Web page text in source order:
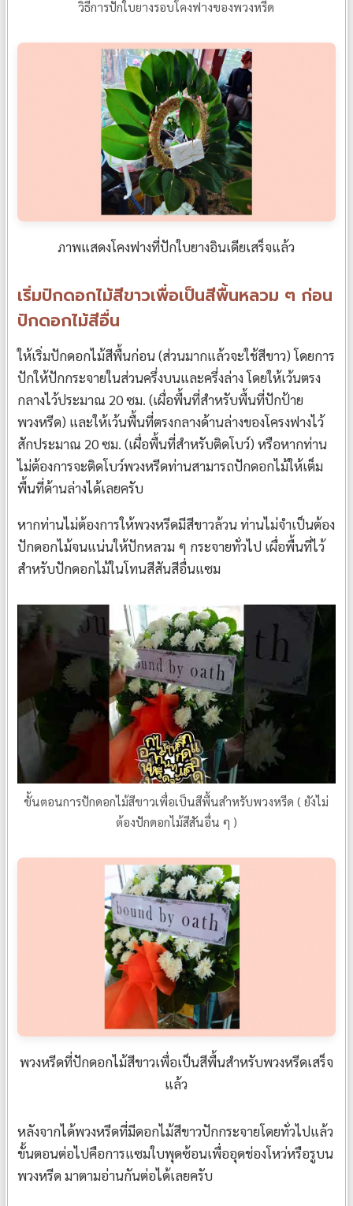
วิธีการปักใบยางรอบโคงฟางของพวงหรีด
ภาพแสดงโคงฟางที่ปักใบยางอินเดียเสร็จแล้ว
เริ่มปักดอกไม้สีขาวเพื่อเป็นสีพื้นหลวม ๆ ก่อน
ปักดอกไม้สีอื่น
ให้เริ่มปักดอกไม้สีพื้นก่อน (ส่วนมากแล้วจะใช้สีขาว) โดยการ
ปักให้ปักกระจายในส่วนครึ่งบนและครึ่งล่าง โดยให้เว้นตรง
กลางไว้ประมาณ 20 ซม. (เผื่อพื้นที่สำหรับพื้นที่ปักป้าย
พวงหรีด) และให้เว้นพื้นที่ตรงกลางด้านล่างของโครงฟางไว้
สักประมาณ 20 ซม. (เผื่อพื้นที่สำหรับติดโบว์) หรือหากท่าน
ไม่ต้องการจะติดโบว์พวงหรีดท่านสามารถปักดอกไม้ให้เต็ม
พื้นที่ด้านล่างได้เลยครับ
หากท่านไม่ต้องการให้พวงหรีดมีสีขาวล้วน ท่านไม่จำเป็นต้อง
ปักดอกไม้จนแน่นให้ปักหลวม ๆ กระจายทั่วไป เผื่อพื้นที่ไว้
สำหรับปักดอกไม้ในโทนสีสันสีอื่นแซม
ขั้นตอนการปักดอกไม้สีขาวเพื่อเป็นสีพื้นสำหรับพวงหรีด ( ยังไม่
ต้องปักดอกไม้สีสันอื่น ๆ )
พวงหรีดที่ปักดอกไม้สีขาวเพื่อเป็นสีพื้นสำหรับพวงหรีดเสร็จ
แล้ว
หลังจากได้พวงหรีดที่มีดอกไม้สีขาวปักกระจายโดยทั่วไปแล้ว
ขั้นตอนต่อไปคือการแซมใบพุดซ้อนเพื่ออุดช่องโหว่หรือรูบน
พวงหรีด มาตามอ่านกันต่อได้เลยครับ